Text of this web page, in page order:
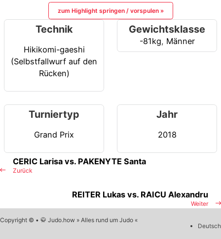
zum Highlight springen / vorspulen »
Technik
Hikikomi-gaeshi
(Selbstfallwurf auf den
Rücken)
Gewichtsklasse
-81kg, Männer
Turniertyp
Grand Prix
Jahr
2018
Zurück
CERIC Larisa vs. PAKENYTE Santa
Weiter
REITER Lukas vs. RAICU Alexandru
Copyright © • 🥋 Judo.how » Alles rund um Judo «
Deutsch